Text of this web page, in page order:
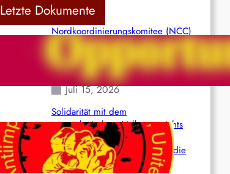
Letzte Dokumente
Nordkoordinierungskomitee (NCC)
der Kommunistischen Partei Indiens
(Maoistisch): Postmoderner
Opportunismus
Juli 15, 2026
Solidarität mit dem
venezolanischem Volk angesichts
der verlorenen Leben und der
katastrophalen Situation durch die
Erdbeben des 24. Juni!